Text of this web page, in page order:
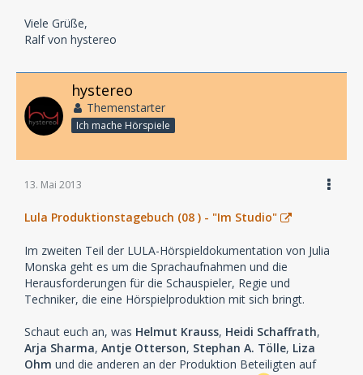
Viele Grüße,
Ralf von hystereo
hystereo
Themenstarter
Ich mache Hörspiele
13. Mai 2013
Lula Produktionstagebuch (08 ) - "Im Studio"
Im zweiten Teil der LULA-Hörspieldokumentation von Julia
Monska geht es um die Sprachaufnahmen und die
Herausforderungen für die Schauspieler, Regie und
Techniker, die eine Hörspielproduktion mit sich bringt.
Schaut euch an, was Helmut Krauss, Heidi Schaffrath,
Arja Sharma, Antje Otterson, Stephan A. Tölle, Liza
Ohm und die anderen an der Produktion Beteiligten auf